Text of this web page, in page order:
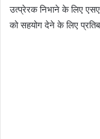
उत्प्रेरक निभाने के लिए
को सहयोग देने के लिए